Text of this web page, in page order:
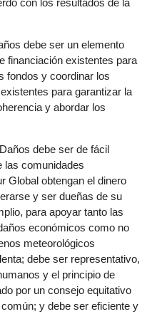
debe ser un elemento
financiación existentes para
fondos y coordinar los
para garantizar la
y abordar los
debe ser de fácil
las comunidades
Global obtengan el dinero
y ser dueñas de su
para apoyar tanto las
económicos como no
meteorológicos
debe ser representativo,
y el principio de
por un consejo equitativo
y debe ser eficiente y